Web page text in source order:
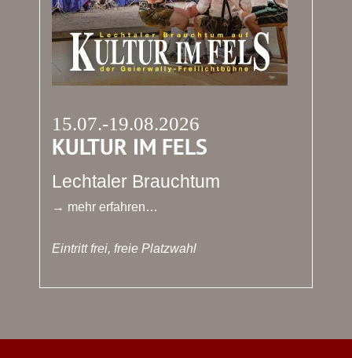
15.07.-19.08.2026
KULTUR IM FELS
Lechtaler Brauchtum
→ mehr erfahren…
Eintritt frei, freie Platzwahl